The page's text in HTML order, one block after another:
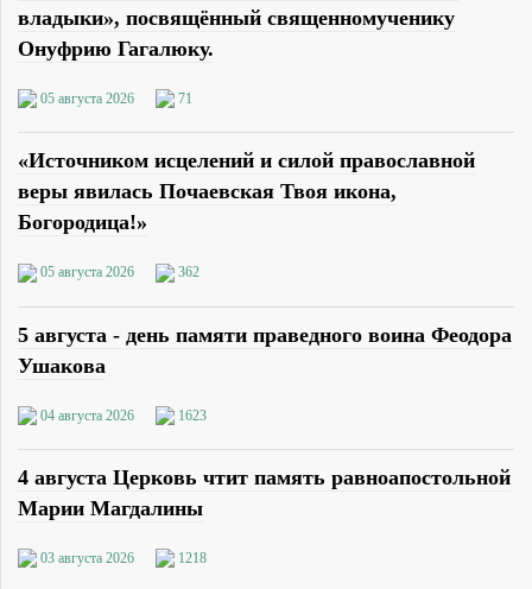
владыки», посвящённый священномученику
Онуфрию Гагалюку.
05 августа 2026 71
«Источником исцелений и силой православной
веры явилась Почаевская Твоя икона,
Богородица!»
05 августа 2026 362
5 августа - день памяти праведного воина Феодора
Ушакова
04 августа 2026 1623
4 августа Церковь чтит память равноапостольной
Марии Магдалины
03 августа 2026 1218